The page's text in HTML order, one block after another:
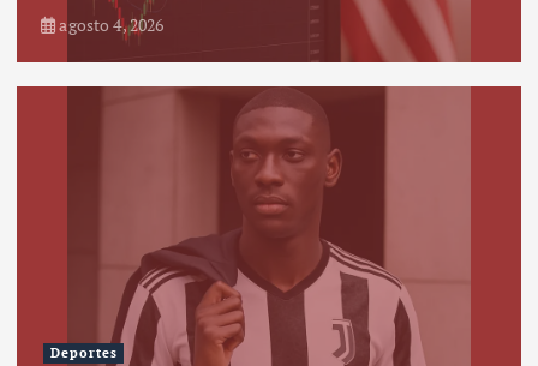
agosto 4, 2026
Deportes